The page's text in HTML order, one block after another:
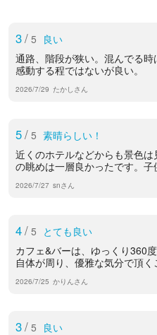
3/ 5 良い
通路、階段が狭い。混んでる
感動する程ではないが良い。
2026/7/29 たかしさん
5/ 5 素晴らしい！
近くのホテルなどからも景色
の眺めは一層良かったです。子
2026/7/27 snさん
4/ 5 とても良い
カフェ&バーは、ゆっくり360
自体が周り、優雅な気分で頂く
2026/7/25 かりんさん
3/ 5 良い